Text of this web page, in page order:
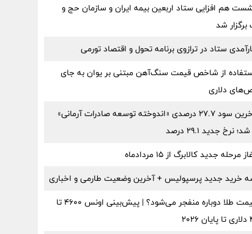
هم افزایی ستاد اربعین بیمه ایران و سازمان حج و
برگزار شد
ستاد در ترازوی برنامه تحول و اقتصاد تورمی
از شاخص قیمت سنگ‌آهن مبتنی بر یوان به جای
دلاری
آخرین سود ۲۷.۷ درصدی «اندوخته توسعه صادرات آرمانی»
نرخ جدید ۲۹.۱ درصد
مرحله جدید کالابرگ از ۱۵ مردادماه
خرید جدید پرسپولیس + آخرین وضعیت طارمی و اخباری
قیمت طلا دوباره منفجر می‌شود؟ | پیش‌بینی اونس ۴۶۰۰ تا